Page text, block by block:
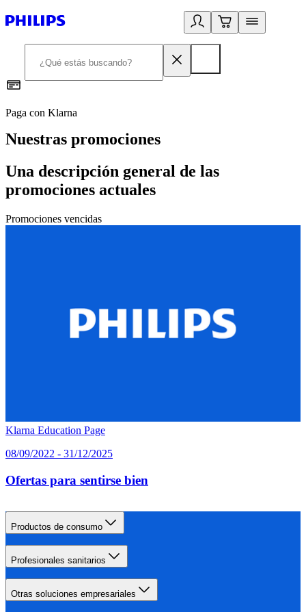
Paga con Klarna
Nuestras promociones
Una descripción general de las
promociones actuales
Promociones vencidas
Klarna Education Page
08/09/2022 - 31/12/2025
Ofertas para sentirse bien
Productos de consumo
Profesionales sanitarios
Otras soluciones empresariales